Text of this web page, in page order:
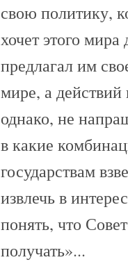
свою политику,
хочет этого
предлагал им
мире, а
однако, не
в какие
государствам
извлечь в
понять, что
получать»...